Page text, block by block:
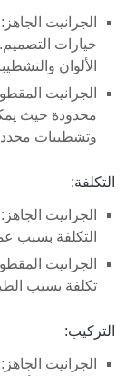
الجرانيت
خيارات
الألوان
الجرانيت
محدودة حيث
وتشطيبات
التكلفة:
الجرانيت
التكلفة بسبب
الجرانيت
تكلفة بسبب
التركيب:
الجرانيت